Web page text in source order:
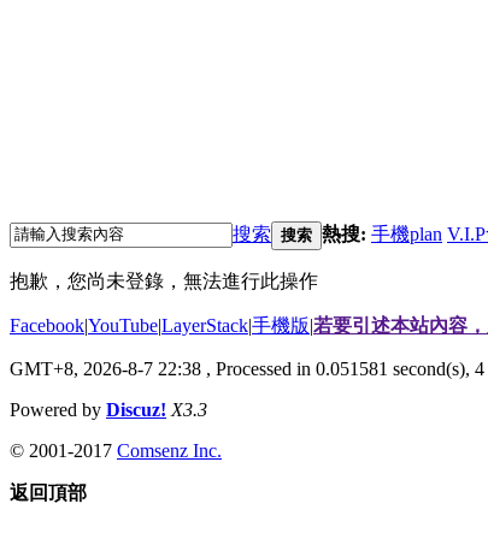
搜索 搜索 熱搜: 手機plan
抱歉，您尚未登錄，無法進行此操作
Facebook|YouTube|LayerStack|手機版|若要引述本站內容
GMT+8, 2026-8-7 22:38 , Processed in 0.051581 second(s),
Powered by Discuz! X3.3
© 2001-2017 Comsenz Inc.
返回頂部